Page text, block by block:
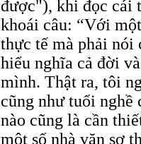
được"), khi đọc cái
khoái câu: “Với
thực tế mà phải nói
hiểu nghĩa cả đời
mình. Thật ra, tôi
cũng như tuổi nghề
nào cũng là cần
một số nhà văn sợ